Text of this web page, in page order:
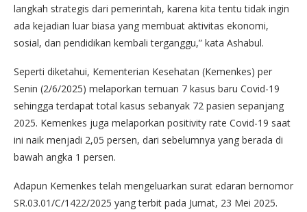
langkah strategis dari pemerintah, karena kita tentu tidak ingin
ada kejadian luar biasa yang membuat aktivitas ekonomi,
sosial, dan pendidikan kembali terganggu,” kata Ashabul.
Seperti diketahui, Kementerian Kesehatan (Kemenkes) per
Senin (2/6/2025) melaporkan temuan 7 kasus baru Covid-19
sehingga terdapat total kasus sebanyak 72 pasien sepanjang
2025. Kemenkes juga melaporkan positivity rate Covid-19 saat
ini naik menjadi 2,05 persen, dari sebelumnya yang berada di
bawah angka 1 persen.
Adapun Kemenkes telah mengeluarkan surat edaran bernomor
SR.03.01/C/1422/2025 yang terbit pada Jumat, 23 Mei 2025.